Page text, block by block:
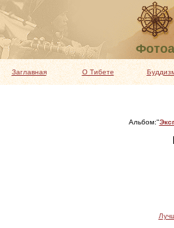
Заглавная О Тибете
Альбом:"